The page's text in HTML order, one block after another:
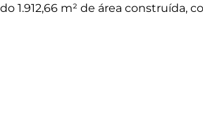
1.912,66 m² de área construída,